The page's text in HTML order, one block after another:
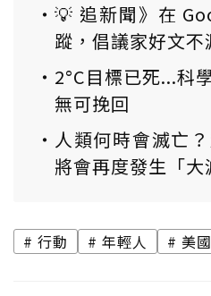
💡 追新聞》在
蹤，倡議家好文不
2°C目標已死...科
無可挽回
人類何時會滅亡
將會再度發生「大
行動 年輕人 美國